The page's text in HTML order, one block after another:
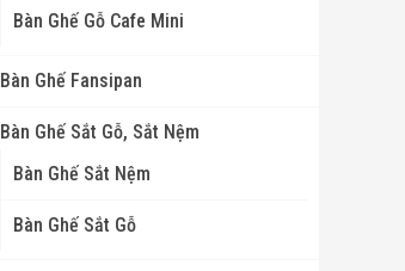
Bàn Ghế Gỗ Cafe Mini
Bàn Ghế Fansipan
Bàn Ghế Sắt Gỗ, Sắt Nệm
Bàn Ghế Sắt Nệm
Bàn Ghế Sắt Gỗ